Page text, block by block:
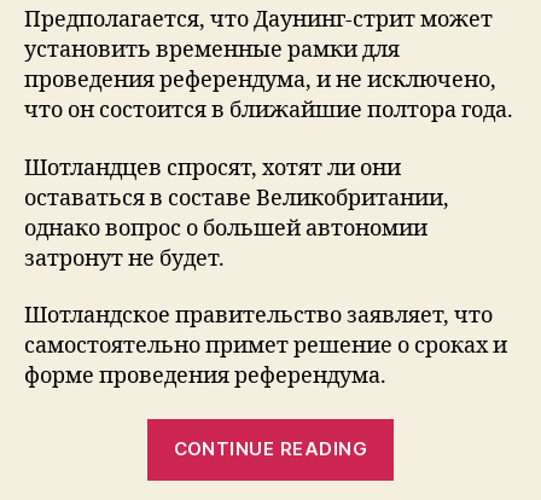
Предполагается, что Даунинг-стрит может
установить временные рамки для
проведения референдума, и не исключено,
что он состоится в ближайшие полтора года.
Шотландцев спросят, хотят ли они
оставаться в составе Великобритании,
однако вопрос о большей автономии
затронут не будет.
Шотландское правительство заявляет, что
самостоятельно примет решение о сроках и
форме проведения референдума.
CONTINUE READING